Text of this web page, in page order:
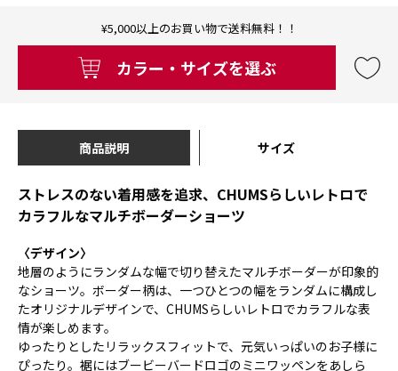
¥5,000以上のお買い物で送料無料！！
カラー・サイズを選ぶ
商品説明 サイズ
ストレスのない着用感を追求、CHUMSらしいレトロで
カラフルなマルチボーダーショーツ
〈デザイン〉
地層のようにランダムな幅で切り替えたマルチボーダーが印象的
なショーツ。ボーダー柄は、一つひとつの幅をランダムに構成し
たオリジナルデザインで、CHUMSらしいレトロでカラフルな表
情が楽しめます。
ゆったりとしたリラックスフィットで、元気いっぱいのお子様に
ぴったり。裾にはブービーバードロゴのミニワッペンをあしら